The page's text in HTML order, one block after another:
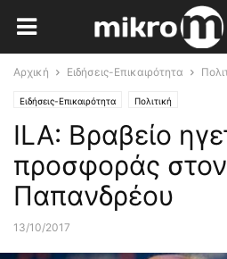
Αρχική Ειδήσεις-Επικαιρότητα
Ειδήσεις-Επικαιρότητα Πολιτική
ILA: Βραβείο
προσφοράς
Παπανδρέου
13/10/2017